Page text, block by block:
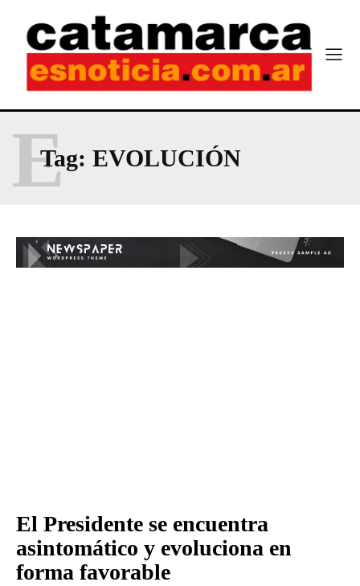
Tag: EVOLUCIÓN
E
El Presidente se encuentra
asintomático y evoluciona en
forma favorable